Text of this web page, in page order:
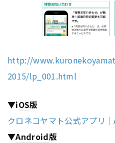
http://
2015/lp_001.html
▼iOS版
クロネコヤマト公式アプリ
▼Android版